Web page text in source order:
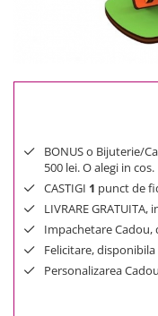
Cele mai votate
0 Lei - 100 Lei
300 Lei - 500 Lei
500 Lei - 1000 Lei
1000 Lei +
BONUS o Bijuterie/
500 lei. O alegi in cos.
CASTIGI 1 punct de
LIVRARE
Impachetare Cadou,
Felicitare, disponibila
Personalizarea